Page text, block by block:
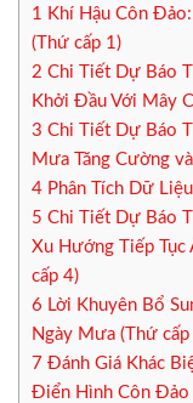
1
Khí Hậu Côn
(Thứ cấp 1)
2 Chi Tiết Dự Báo
Khởi Đầu Với Mây
3 Chi Tiết Dự Báo
Mưa Tăng Cường
4 Phân Tích Dữ
5 Chi Tiết Dự Báo
Xu Hướng Tiếp
cấp 4)
6 Lời Khuyên Bổ
Ngày Mưa (Thứ cấp
7 Đánh Giá Khác
Điển Hình Côn Đảo